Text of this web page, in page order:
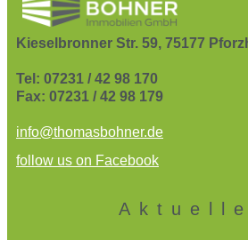
Kieselbronner Str. 59, 75177
Tel: 07231 / 42 98 170
Fax: 07231 / 42 98 179
info@thomasbohner.de
follow us on Facebook